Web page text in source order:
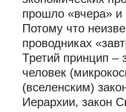
прошло «вчера»
Потому что
проводниках
Третий принцип –
человек
(вселенским)
Иерархии, закон